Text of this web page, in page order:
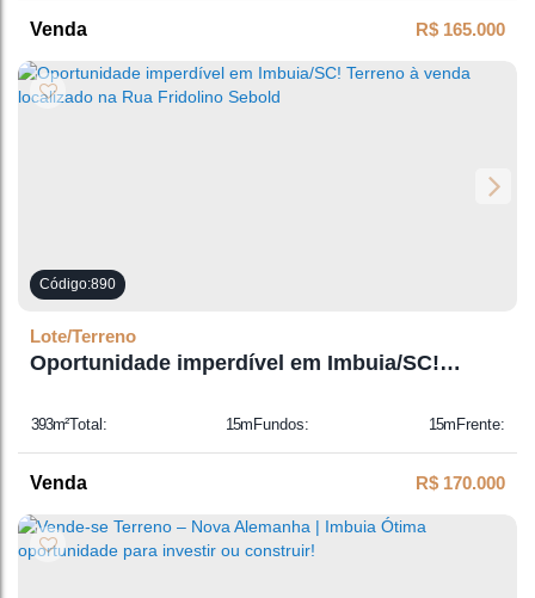
R$ 165.000
890
Oportunidade imperdível em Imbuia/SC!
Sebold
Lote/Terreno
R$ 170.000
Total:
393m² Fundos:
15m Frente:
15m